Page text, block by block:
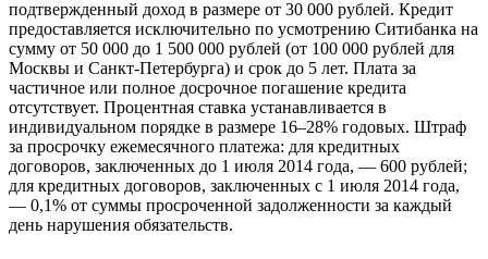
подтвержденный доход в размере от 30 000 рублей. Кредит
предоставляется исключительно по усмотрению Ситибанка на
сумму от 50 000 до 1 500 000 рублей (от 100 000 рублей для
Москвы и Санкт-Петербурга) и срок до 5 лет. Плата за
частичное или полное досрочное погашение кредита
отсутствует. Процентная ставка устанавливается в
индивидуальном порядке в размере 16–28% годовых. Штраф
за просрочку ежемесячного платежа: для кредитных
договоров, заключенных до 1 июля 2014 года, — 600 рублей;
для кредитных договоров, заключенных с 1 июля 2014 года,
— 0,1% от суммы просроченной задолженности за каждый
день нарушения обязательств.